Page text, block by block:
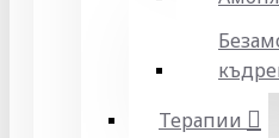
Терапии